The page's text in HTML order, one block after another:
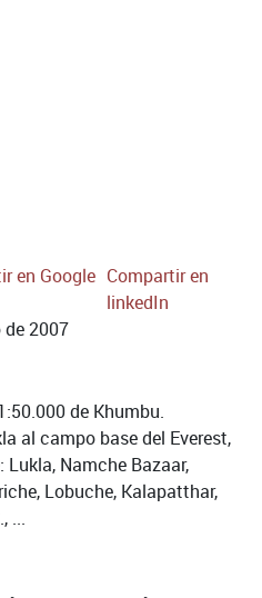
en Google Compartir en
linkedIn
de 2007
de Khumbu.
al campo base del Everest,
Lukla, Namche Bazaar,
Lobuche, Kalapatthar,
...